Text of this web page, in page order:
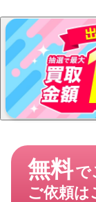
無料で
ご依頼は